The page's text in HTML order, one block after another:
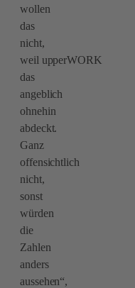
wollen
das
nicht,
weil upperWORK
das
angeblich
ohnehin
abdeckt.
Ganz
offensichtlich
nicht,
sonst
würden
die
Zahlen
anders
aussehen“,